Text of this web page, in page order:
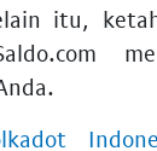
itu,